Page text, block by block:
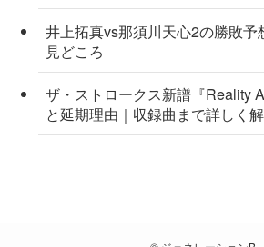
井上拓真vs那須川天心2の勝敗予
見どころ
ザ・ストロークス新譜『Reality
と延期理由｜収録曲まで詳しく